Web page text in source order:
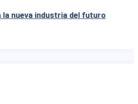
la nueva industria del futuro